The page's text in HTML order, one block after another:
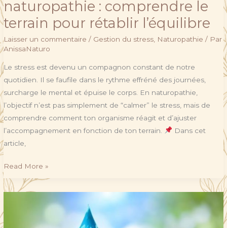
naturopathie : comprendre le
terrain pour rétablir l’équilibre
Laisser un commentaire / Gestion du stress Naturopathie / Par
AnissaNaturo
Le stress est devenu un compagnon constant de notre
quotidien. Il se faufile dans le rythme effréné des journées,
surcharge le mental et épuise le corps. En naturopathie,
l’objectif n’est pas simplement de “calmer” le stress, mais de
comprendre comment ton organisme réagit et d’ajuster
l’accompagnement en fonction de ton terrain.
Dans cet
article,
Read More »
en
naturopathie